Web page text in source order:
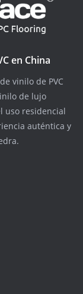
en China
vinilo de PVC
de lujo
uso residencial
auténtica y